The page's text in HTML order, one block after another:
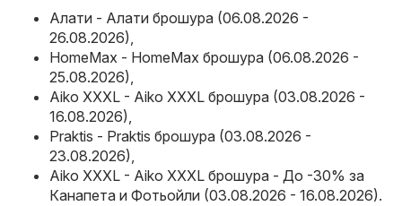
Алати - Алати брошура (06.08.2026 -
26.08.2026),
HomeMax - HomeMax брошура (06.08.2026 -
25.08.2026),
Aiko XXXL - Aiko XXXL брошура (03.08.2026 -
16.08.2026),
Praktis - Praktis брошура (03.08.2026 -
23.08.2026),
Aiko XXXL - Aiko XXXL брошура - До -30% за
Канапета и Фотьойли (03.08.2026 - 16.08.2026).